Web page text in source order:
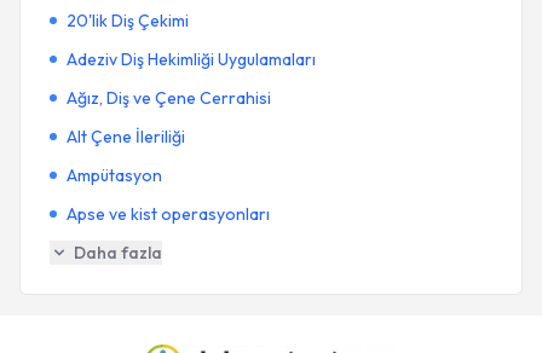
20'lik Diş Çekimi
Adeziv Diş Hekimliği Uygulamaları
Ağız, Diş ve Çene Cerrahisi
Alt Çene İleriliği
Ampütasyon
Apse ve kist operasyonları
Daha fazla